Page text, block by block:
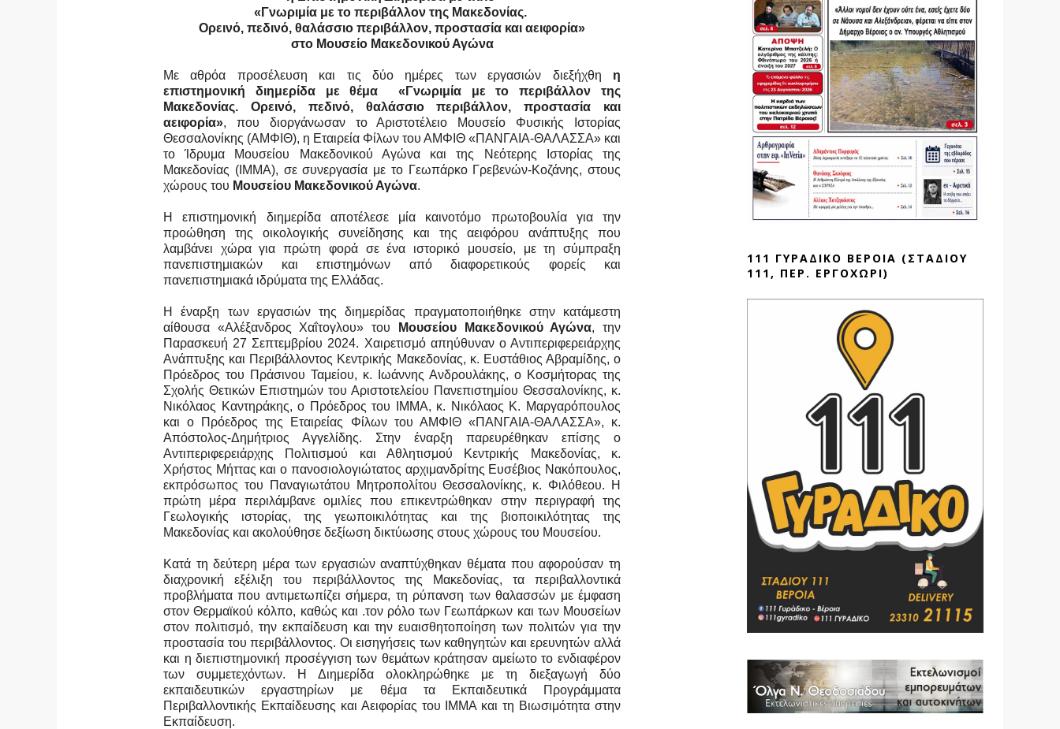
«Γνωριμία με το περιβάλλον της Μακεδονίας.
Ορεινό, πεδινό, θαλάσσιο περιβάλλον, προστασία και αειφορία»
στο Μουσείο Μακεδονικού Αγώνα
Με αθρόα προσέλευση και τις δύο ημέρες των εργασιών διεξήχθη η
επιστημονική διημερίδα με θέμα «Γνωριμία με το περιβάλλον της
Μακεδονίας. Ορεινό, πεδινό, θαλάσσιο περιβάλλον, προστασία και
αειφορία», που διοργάνωσαν το Αριστοτέλειο Μουσείο Φυσικής Ιστορίας
Θεσσαλονίκης (ΑΜΦΙΘ), η Εταιρεία Φίλων του ΑΜΦΙΘ «ΠΑΝΓΑΙΑ-ΘΑΛΑΣΣΑ» και
το Ίδρυμα Μουσείου Μακεδονικού Αγώνα και της Νεότερης Ιστορίας της
Μακεδονίας (ΙΜΜΑ), σε συνεργασία με το Γεωπάρκο Γρεβενών-Κοζάνης, στους
χώρους του Μουσείου Μακεδονικού Αγώνα.
Η επιστημονική διημερίδα αποτέλεσε μία καινοτόμο πρωτοβουλία για την
προώθηση της οικολογικής συνείδησης και της αειφόρου ανάπτυξης που
λαμβάνει χώρα για πρώτη φορά σε ένα ιστορικό μουσείο, με τη σύμπραξη
πανεπιστημιακών και επιστημόνων από διαφορετικούς φορείς και
πανεπιστημιακά ιδρύματα της Ελλάδας.
Η έναρξη των εργασιών της διημερίδας πραγματοποιήθηκε στην κατάμεστη
αίθουσα «Αλέξανδρος Χαΐτογλου» του
Μουσείου Μακεδονικού Αγώνα, την
Παρασκευή 27 Σεπτεμβρίου 2024. Χαιρετισμό απηύθυναν ο Αντιπεριφερειάρχης
Ανάπτυξης και Περιβάλλοντος Κεντρικής Μακεδονίας, κ. Ευστάθιος Αβραμίδης, ο
Πρόεδρος του Πράσινου Ταμείου, κ. Ιωάννης Ανδρουλάκης, ο Κοσμήτορας της
Σχολής Θετικών Επιστημών του Αριστοτελείου Πανεπιστημίου Θεσσαλονίκης, κ.
Νικόλαος Καντηράκης, ο Πρόεδρος του ΙΜΜΑ, κ. Νικόλαος Κ. Μαργαρόπουλος
και ο Πρόεδρος της Εταιρείας Φίλων του ΑΜΦΙΘ «ΠΑΝΓΑΙΑ-ΘΑΛΑΣΣΑ», κ.
Απόστολος-Δημήτριος Αγγελίδης. Στην έναρξη παρευρέθηκαν επίσης ο
Αντιπεριφερειάρχης Πολιτισμού και Αθλητισμού Κεντρικής Μακεδονίας, κ.
Χρήστος Μήττας και ο πανοσιολογιώτατος αρχιμανδρίτης Ευσέβιος Νακόπουλος,
εκπρόσωπος του Παναγιωτάτου Μητροπολίτου Θεσσαλονίκης, κ. Φιλόθεου. Η
πρώτη μέρα περιλάμβανε ομιλίες που επικεντρώθηκαν στην περιγραφή της
Γεωλογικής ιστορίας, της γεωποικιλότητας και της βιοποικιλότητας της
Μακεδονίας και ακολούθησε δεξίωση δικτύωσης στους χώρους του Μουσείου.
Κατά τη δεύτερη μέρα των εργασιών αναπτύχθηκαν θέματα που αφορούσαν τη
διαχρονική εξέλιξη του περιβάλλοντος της Μακεδονίας, τα περιβαλλοντικά
προβλήματα που αντιμετωπίζει σήμερα, τη ρύπανση των θαλασσών με έμφαση
στον Θερμαϊκού κόλπο, καθώς και .τον ρόλο των Γεωπάρκων και των Μουσείων
στον πολιτισμό, την εκπαίδευση και την ευαισθητοποίηση των πολιτών για την
προστασία του περιβάλλοντος. Οι εισηγήσεις των καθηγητών και ερευνητών αλλά
και η διεπιστημονική προσέγγιση των θεμάτων κράτησαν αμείωτο το ενδιαφέρον
των συμμετεχόντων. Η Διημερίδα ολοκληρώθηκε με τη διεξαγωγή δύο
εκπαιδευτικών εργαστηρίων με θέμα τα Εκπαιδευτικά Προγράμματα
Περιβαλλοντικής Εκπαίδευσης και Αειφορίας του ΙΜΜΑ και τη Βιωσιμότητα στην
Εκπαίδευση.
111 ΓΥΡΑΔΙΚΟ ΒΕΡΟΙΑ (ΣΤΑΔΙΟΥ
111, ΠΕΡ. ΕΡΓΟΧΩΡΙ)